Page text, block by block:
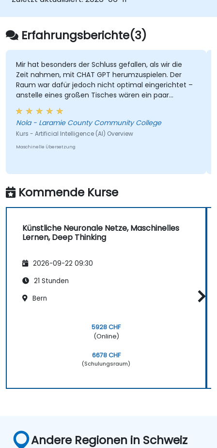
fortgeschrittene produktionsnahe
Aufgaben wie das Trainieren von
Modellen, das Erstellen von Graphen und
Logging umsetzen
Erfahrungsberichte(3)
Mir hat besonders der Schluss gefallen, als wir die
Zeit nahmen, mit CHAT GPT herumzuspielen. Der
Raum war dafür jedoch nicht optimal eingerichtet –
anstelle eines großen Tisches wären ein paar
kleinere Tische nützlicher gewesen, damit wir in
kleinen Gruppen zusammenkommen und
brainstormen könnten.
Nola - Laramie County Community College
Kurs - Artificial Intelligence (AI) Overview
Maschinelle Übersetzung
Kommende Kurse
Künstliche Neuronale Netze, Maschinelles
Lernen, Deep Thinking
2026-09-22 09:30
21 Stunden
Bern
5928 CHF
(Online)
6678 CHF
(Schulungsraum)
Andere Regionen in Schweiz